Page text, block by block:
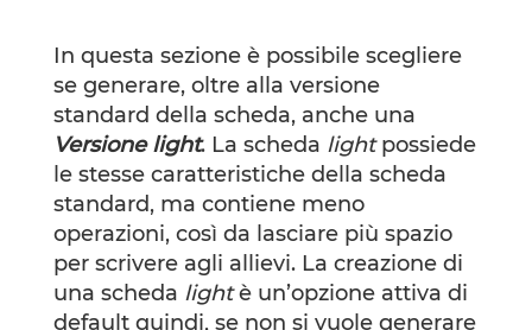
In questa sezione è possibile scegliere
se generare, oltre alla versione
standard della scheda, anche una
Versione light. La scheda lightpossiede
le stesse caratteristiche della scheda
standard, ma contiene meno
operazioni, così da lasciare più spazio
per scrivere agli allievi. La creazione di
una scheda lightè un’opzione attiva di
default quindi, se non si vuole generare